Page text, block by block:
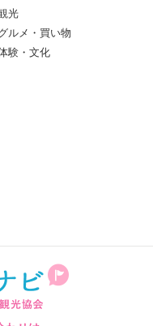
光
ルメ・買い物
験・文化